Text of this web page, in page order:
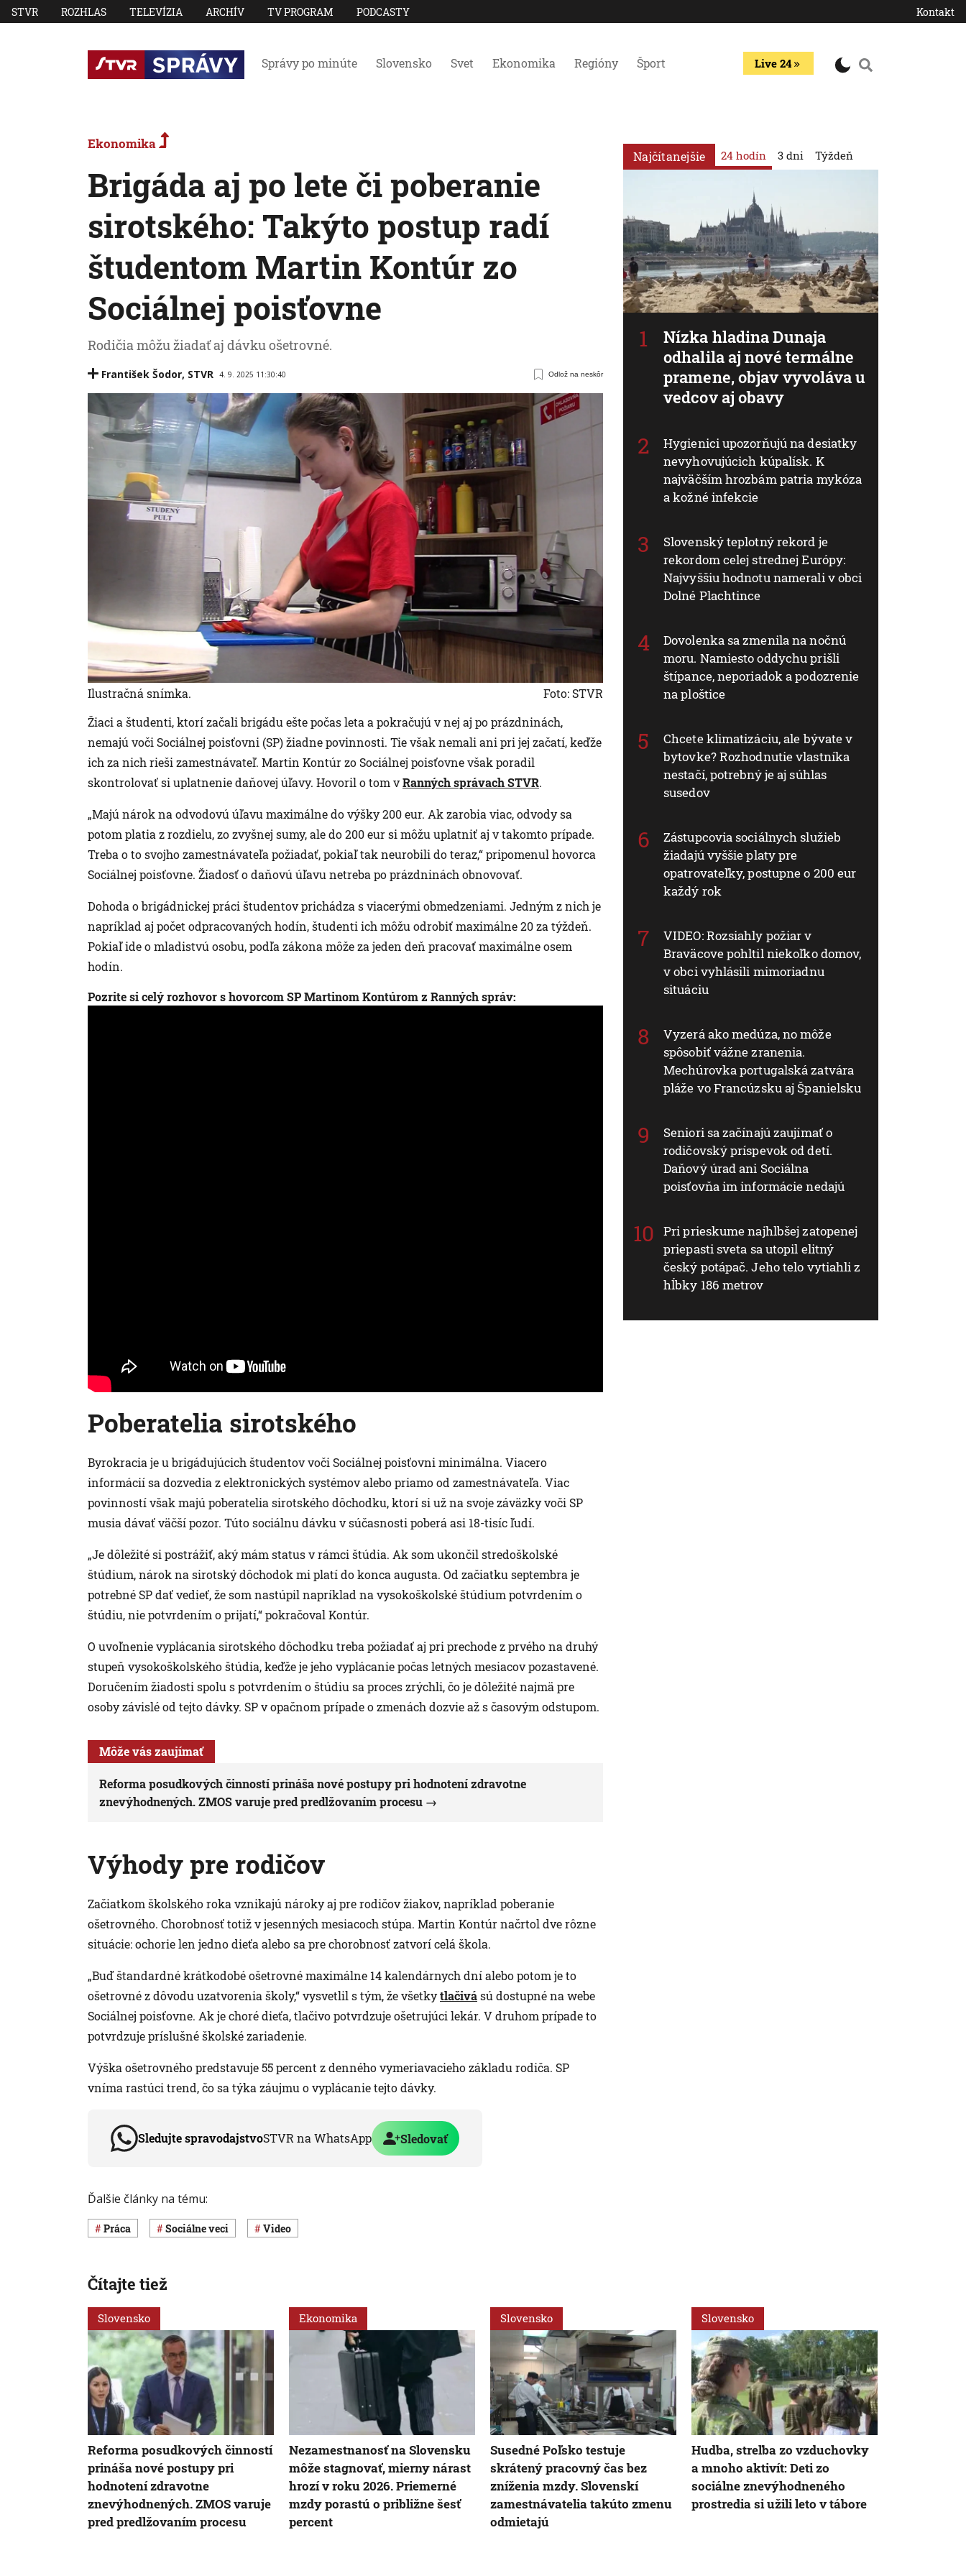
STVR ROZHLAS TELEVÍZIA ARCHÍV TV PROGRAM PODCASTY Kontakt
Správy po minúte Slovensko Svet Ekonomika Regióny Šport Live 24
Ekonomika
Brigáda aj po lete či poberanie
sirotského: Takýto postup radí
študentom Martin Kontúr zo
Sociálnej poisťovne
Rodičia môžu žiadať aj dávku ošetrovné.
František Šodor, STVR 4. 9. 2025 11:30:40 Odlož na neskôr
Ilustračná snímka.
Foto: STVR
Žiaci a študenti, ktorí začali brigádu ešte počas leta a pokračujú v nej aj po prázdninách,
nemajú voči Sociálnej poisťovni (SP) žiadne povinnosti. Tie však nemali ani pri jej začatí, keďže
ich za nich rieši zamestnávateľ. Martin Kontúr zo Sociálnej poisťovne však poradil
skontrolovať si uplatnenie daňovej úľavy. Hovoril o tom vRanných správach STVR.
„Majú nárok na odvodovú úľavu maximálne do výšky 200 eur. Ak zarobia viac, odvody sa
potom platia z rozdielu, zo zvyšnej sumy, ale do 200 eur si môžu uplatniť aj v takomto prípade.
Treba o to svojho zamestnávateľa požiadať, pokiaľ tak neurobili do teraz,“ pripomenul hovorca
Sociálnej poisťovne. Žiadosť o daňovú úľavu netreba po prázdninách obnovovať.
Dohoda o brigádnickej práci študentov prichádza s viacerými obmedzeniami. Jedným z nich je
napríklad aj počet odpracovaných hodín, študenti ich môžu odrobiť maximálne 20 za týždeň.
Pokiaľ ide o mladistvú osobu, podľa zákona môže za jeden deň pracovať maximálne osem
hodín.
Pozrite si celý rozhovor s hovorcom SP Martinom Kontúrom z Ranných správ:
Poberatelia sirotského
Byrokracia je u brigádujúcich študentov voči Sociálnej poisťovni minimálna. Viacero
informácií sa dozvedia z elektronických systémov alebo priamo od zamestnávateľa. Viac
povinností však majú poberatelia sirotského dôchodku, ktorí si už na svoje záväzky voči SP
musia dávať väčší pozor. Túto sociálnu dávku v súčasnosti poberá asi 18-tisíc ľudí.
„Je dôležité si postrážiť, aký mám status v rámci štúdia. Ak som ukončil stredoškolské
štúdium, nárok na sirotský dôchodok mi platí do konca augusta. Od začiatku septembra je
potrebné SP dať vedieť, že som nastúpil napríklad na vysokoškolské štúdium potvrdením o
štúdiu, nie potvrdením o prijatí,“ pokračoval Kontúr.
O uvoľnenie vyplácania sirotského dôchodku treba požiadať aj pri prechode z prvého na druhý
stupeň vysokoškolského štúdia, keďže je jeho vyplácanie počas letných mesiacov pozastavené.
Doručením žiadosti spolu s potvrdením o štúdiu sa proces zrýchli, čo je dôležité najmä pre
osoby závislé od tejto dávky. SP v opačnom prípade o zmenách dozvie až s časovým odstupom.
Môže vás zaujímať
Reforma posudkových činností prináša nové postupy pri hodnotení zdravotne
znevýhodnených. ZMOS varuje pred predlžovaním procesu
Výhody pre rodičov
Začiatkom školského roka vznikajú nároky aj pre rodičov žiakov, napríklad poberanie
ošetrovného. Chorobnosť totiž v jesenných mesiacoch stúpa. Martin Kontúr načrtol dve rôzne
situácie: ochorie len jedno dieťa alebo sa pre chorobnosť zatvorí celá škola.
„Buď štandardné krátkodobé ošetrovné maximálne 14 kalendárnych dní alebo potom je to
ošetrovné z dôvodu uzatvorenia školy,“ vysvetlil s tým, že všetkytlačivású dostupné na webe
Sociálnej poisťovne. Ak je choré dieťa, tlačivo potvrdzuje ošetrujúci lekár. V druhom prípade to
potvrdzuje príslušné školské zariadenie.
Výška ošetrovného predstavuje 55 percent z denného vymeriavacieho základu rodiča. SP
vníma rastúci trend, čo sa týka záujmu o vyplácanie tejto dávky.
Sledujte spravodajstvoSTVR na WhatsApp Sledovať
Ďalšie články na tému:
Práca Sociálne veci Video
Najčítanejšie 24 hodín
Nízka hladina Dunaja
odhalila aj nové termálne
pramene, objav vyvoláva u
vedcov aj obavy
Hygienici upozorňujú na desiatky
nevyhovujúcich kúpalísk. K
najväčším hrozbám patria mykóza
a kožné infekcie
Slovenský teplotný rekord je
rekordom celej strednej Európy:
Najvyššiu hodnotu namerali v obci
Dolné Plachtince
Dovolenka sa zmenila na nočnú
moru. Namiesto oddychu prišli
štípance, neporiadok a podozrenie
na ploštice
Chcete klimatizáciu, ale bývate v
bytovke? Rozhodnutie vlastníka
nestačí, potrebný je aj súhlas
susedov
Zástupcovia sociálnych služieb
žiadajú vyššie platy pre
opatrovateľky, postupne o 200 eur
každý rok
VIDEO: Rozsiahly požiar v
Braväcove pohltil niekoľko domov,
v obci vyhlásili mimoriadnu
situáciu
Vyzerá ako medúza, no môže
spôsobiť vážne zranenia.
Mechúrovka portugalská zatvára
pláže vo Francúzsku aj Španielsku
Seniori sa začínajú zaujímať o
rodičovský príspevok od detí.
Daňový úrad ani Sociálna
poisťovňa im informácie nedajú
Pri prieskume najhlbšej zatopenej
priepasti sveta sa utopil elitný
český potápač. Jeho telo vytiahli z
hĺbky 186 metrov
3 dni Týždeň
Čítajte tiež
Slovensko
Reforma posudkových činností
prináša nové postupy pri
hodnotení zdravotne
znevýhodnených. ZMOS varuje
pred predlžovaním procesu
Ekonomika
Nezamestnanosť na Slovensku
môže stagnovať, mierny nárast
hrozí v roku 2026. Priemerné
mzdy porastú o približne šesť
percent
Slovensko
Susedné Poľsko testuje
skrátený pracovný čas bez
zníženia mzdy. Slovenskí
zamestnávatelia takúto zmenu
odmietajú
Slovensko
Hudba, streľba zo vzduchovky
a mnoho aktivít: Deti zo
sociálne znevýhodneného
prostredia si užili leto v tábore